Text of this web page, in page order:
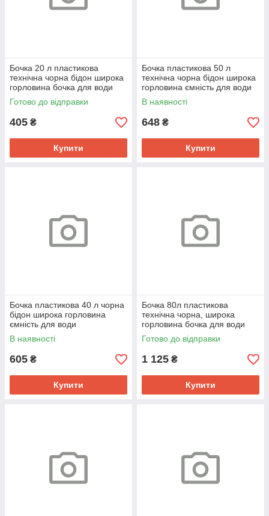
Бочка 20 л пластикова
технічна чорна бідон широка
горловина бочка для води
Готово до відправки
405 ₴
Купити
Бочка пластикова 50 л
технічна чорна бідон широка
горловина ємність для води
В наявності
648 ₴
Купити
Бочка пластикова 40 л чорна
бідон широка горловина
ємність для води
В наявності
605 ₴
Купити
Бочка 80л пластикова
технічна чорна, широка
горловина бочка для води
Готово до відправки
1 125 ₴
Купити